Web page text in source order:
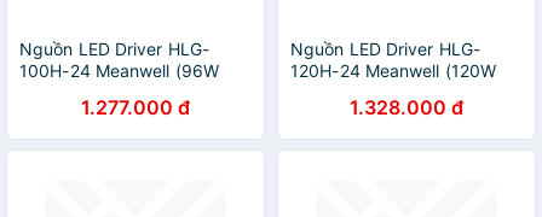
Nguồn LED Driver HLG-
100H-24 Meanwell (96W
1.277.000 đ
Nguồn LED Driver HLG-
120H-24 Meanwell (120W
1.328.000 đ